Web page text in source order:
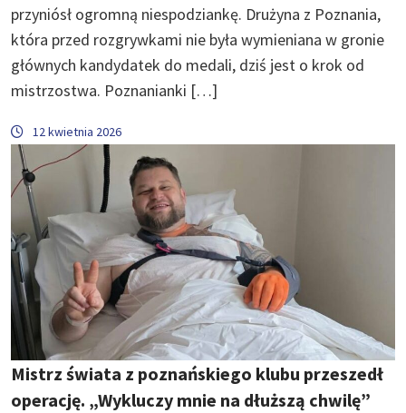
przyniósł ogromną niespodziankę. Drużyna z Poznania,
która przed rozgrywkami nie była wymieniana w gronie
głównych kandydatek do medali, dziś jest o krok od
mistrzostwa. Poznanianki […]
12 kwietnia 2026
Mistrz świata z poznańskiego klubu przeszedł
operację. „Wykluczy mnie na dłuższą chwilę”